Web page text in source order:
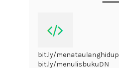
bit.ly/menataulanghidup
bit.ly/menulisbukuDN